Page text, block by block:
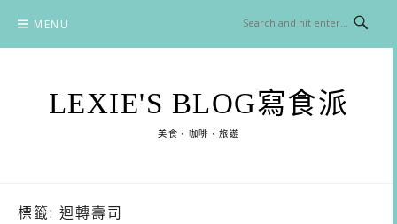
content
MENU
LEXIE'S BLOG寫食派
美食、咖啡、旅遊
標籤: 迴轉壽司